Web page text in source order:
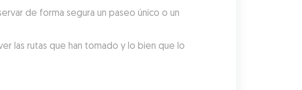
de forma segura un paseo único o un
las rutas que han tomado y lo bien que lo